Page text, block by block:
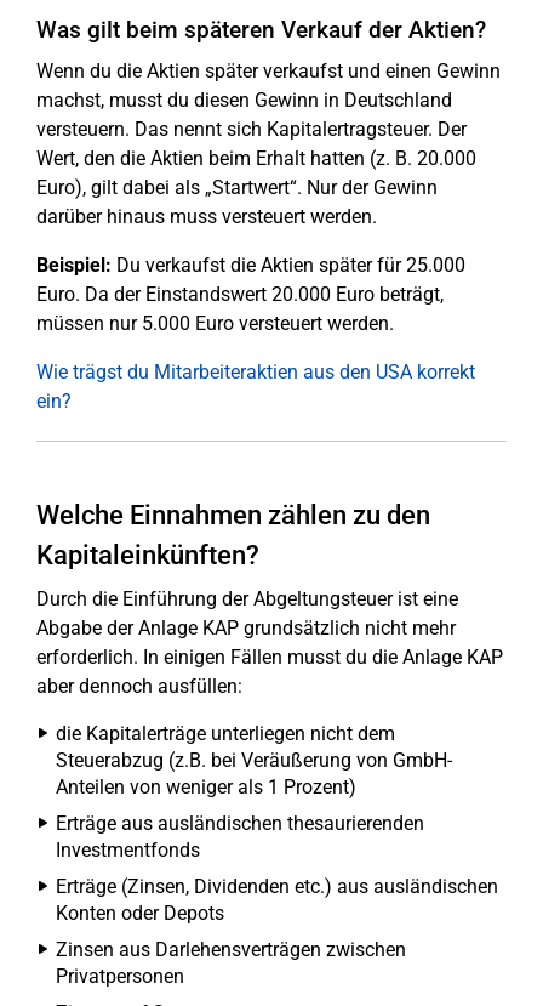
Was gilt beim späteren Verkauf der Aktien?
Wenn du die Aktien später verkaufst und einen Gewinn
machst, musst du diesen Gewinn in Deutschland
versteuern. Das nennt sich Kapitalertragsteuer. Der
Wert, den die Aktien beim Erhalt hatten (z. B. 20.000
Euro), gilt dabei als „Startwert“. Nur der Gewinn
darüber hinaus muss versteuert werden.
Beispiel: Du verkaufst die Aktien später für 25.000
Euro. Da der Einstandswert 20.000 Euro beträgt,
müssen nur 5.000 Euro versteuert werden.
Wie trägst du Mitarbeiteraktien aus den USA korrekt
ein?
Welche Einnahmen zählen zu den
Kapitaleinkünften?
Durch die Einführung der Abgeltungsteuer ist eine
Abgabe der Anlage KAP grundsätzlich nicht mehr
erforderlich. In einigen Fällen musst du die Anlage KAP
aber dennoch ausfüllen:
die Kapitalerträge unterliegen nicht dem
Steuerabzug (z.B. bei Veräußerung von GmbH-
Anteilen von weniger als 1 Prozent)
Erträge aus ausländischen thesaurierenden
Investmentfonds
Erträge (Zinsen, Dividenden etc.) aus ausländischen
Konten oder Depots
Zinsen aus Darlehensverträgen zwischen
Privatpersonen